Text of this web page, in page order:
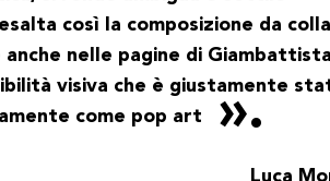
così la composizione da
nelle pagine di
visiva che è giustamente
come pop art